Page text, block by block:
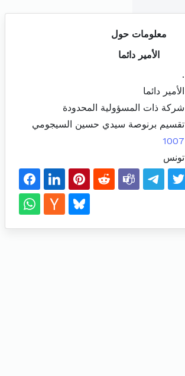
معلومات حول
الأمير دائما
.
الأمير دائما
شركة ذات المسؤولية المحدودة
تقسيم برنوصة سيدي حسين السيجومي
1007
تونس